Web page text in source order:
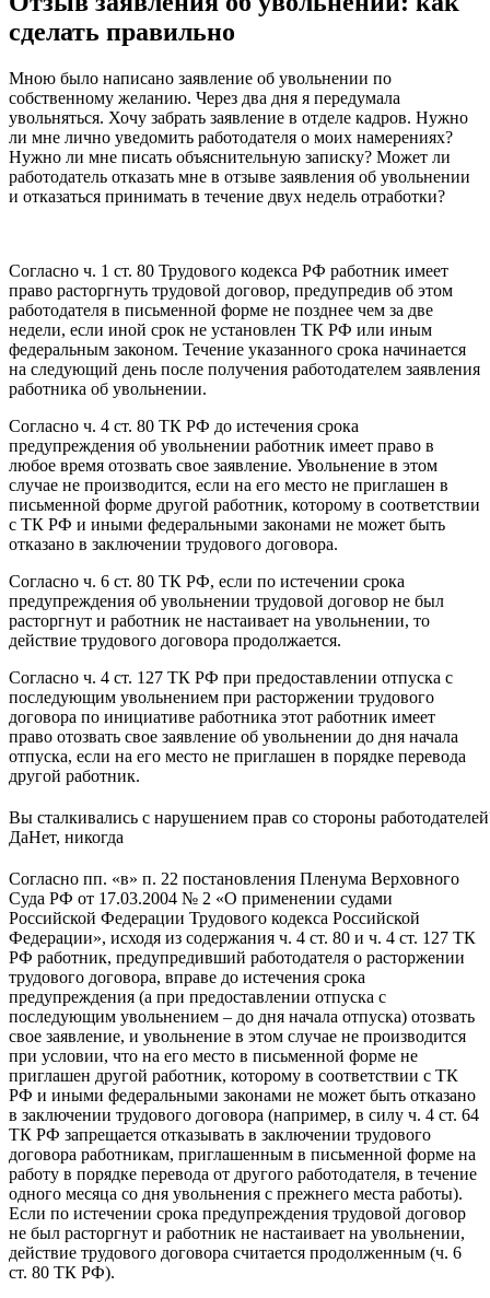
сделать правильно
Мною было написано заявление об увольнении по
собственному желанию. Через два дня я передумала
увольняться. Хочу забрать заявление в отделе кадров. Нужно
ли мне лично уведомить работодателя о моих намерениях?
Нужно ли мне писать объяснительную записку? Может ли
работодатель отказать мне в отзыве заявления об увольнении
и отказаться принимать в течение двух недель отработки?
Согласно ч. 1 ст. 80 Трудового кодекса РФ работник имеет
право расторгнуть трудовой договор, предупредив об этом
работодателя в письменной форме не позднее чем за две
недели, если иной срок не установлен ТК РФ или иным
федеральным законом. Течение указанного срока начинается
на следующий день после получения работодателем заявления
работника об увольнении.
Согласно ч. 4 ст. 80 ТК РФ до истечения срока
предупреждения об увольнении работник имеет право в
любое время отозвать свое заявление. Увольнение в этом
случае не производится, если на его место не приглашен в
письменной форме другой работник, которому в соответствии
с ТК РФ и иными федеральными законами не может быть
отказано в заключении трудового договора.
Согласно ч. 6 ст. 80 ТК РФ, если по истечении срока
предупреждения об увольнении трудовой договор не был
расторгнут и работник не настаивает на увольнении, то
действие трудового договора продолжается.
Согласно ч. 4 ст. 127 ТК РФ при предоставлении отпуска с
последующим увольнением при расторжении трудового
договора по инициативе работника этот работник имеет
право отозвать свое заявление об увольнении до дня начала
отпуска, если на его место не приглашен в порядке перевода
другой работник.
Вы сталкивались с нарушением прав со стороны
ДаНет, никогда
Согласно пп. «в» п. 22 постановления Пленума Верховного
Суда РФ от 17.03.2004 № 2 «О применении судами
Российской Федерации Трудового кодекса Российской
Федерации», исходя из содержания ч. 4 ст. 80 и ч. 4 ст. 127 ТК
РФ работник, предупредивший работодателя о расторжении
трудового договора, вправе до истечения срока
предупреждения (а при предоставлении отпуска с
последующим увольнением – до дня начала отпуска) отозвать
свое заявление, и увольнение в этом случае не производится
при условии, что на его место в письменной форме не
приглашен другой работник, которому в соответствии с ТК
РФ и иными федеральными законами не может быть отказано
в заключении трудового договора (например, в силу ч. 4 ст. 64
ТК РФ запрещается отказывать в заключении трудового
договора работникам, приглашенным в письменной форме на
работу в порядке перевода от другого работодателя, в течение
одного месяца со дня увольнения с прежнего места работы).
Если по истечении срока предупреждения трудовой договор
не был расторгнут и работник не настаивает на увольнении,
действие трудового договора считается продолженным (ч. 6
ст. 80 ТК РФ).